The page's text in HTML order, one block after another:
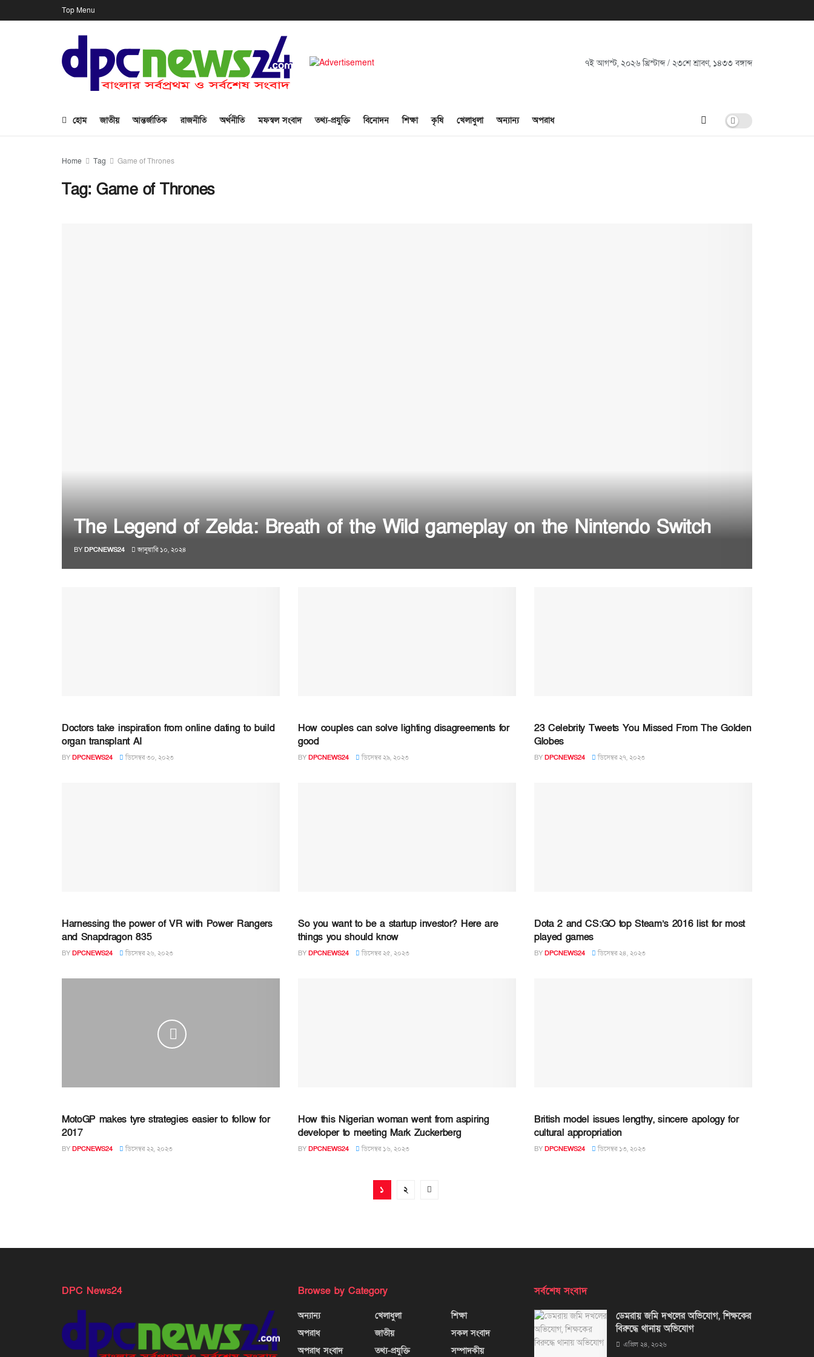
Top Menu
৭ই আগস্ট, ২০২৬ খ্রিস্টাব্দ / ২৩শে শ্রাবণ, ১৪৩৩ বঙ্গাব্দ
হোম জাতীয় আন্তর্জাতিক রাজনীতি অর্থনীতি মফস্বল সংবাদ তথ্য-প্রযুক্তি বিনোদন শিক্ষা কৃষি খেলাধুলা অন্যান্য অপরাধ
Home Tag Game of Thrones
Tag:Game of Thrones
The Legend of Zelda: Breath of the Wild gameplay on the Nintendo Switch
BY DPCNEWS24 জানুয়ারি ১০, ২০২৪
Doctors take inspiration from online dating to build
organ transplant AI
BY DPCNEWS24 ডিসেম্বর ৩০, ২০২৩
How couples can solve lighting disagreements for
good
BY DPCNEWS24 ডিসেম্বর ২৯, ২০২৩
23 Celebrity Tweets You Missed From The Golden
Globes
BY DPCNEWS24 ডিসেম্বর ২৭, ২০২৩
Harnessing the power of VR with Power Rangers
and Snapdragon 835
BY DPCNEWS24 ডিসেম্বর ২৬, ২০২৩
So you want to be a startup investor? Here are
things you should know
BY DPCNEWS24 ডিসেম্বর ২৫, ২০২৩
Dota 2 and CS:GO top Steam’s 2016 list for most
played games
BY DPCNEWS24 ডিসেম্বর ২৪, ২০২৩
MotoGP makes tyre strategies easier to follow for
2017
BY DPCNEWS24 ডিসেম্বর ২২, ২০২৩
How this Nigerian woman went from aspiring
developer to meeting Mark Zuckerberg
BY DPCNEWS24 ডিসেম্বর ১৬, ২০২৩
British model issues lengthy, sincere apology for
cultural appropriation
BY DPCNEWS24 ডিসেম্বর ১৩, ২০২৩
১ ২
DPC News24 Browse by Category
অন্যান্য
অপরাধ
অপরাধ সংবাদ
খেলাধুলা
জাতীয়
তথ্য-প্রযুক্তি
শিক্ষা
সকল সংবাদ
সম্পাদকীয়
সর্বশেষ সংবাদ
ডেমরায় জমি দখলের অভিযোগ, শিক্ষকের
বিরুদ্ধে থানায় অভিযোগ
এপ্রিল ২৪, ২০২৬